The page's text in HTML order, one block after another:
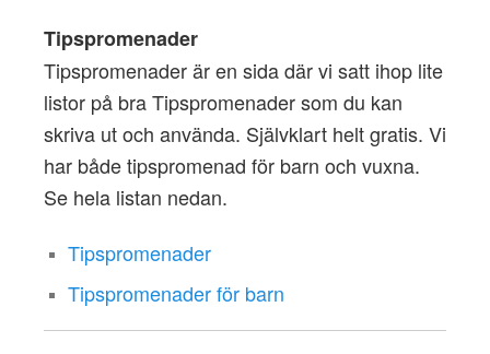
Tipspromenader
Tipspromenader är en sida där vi satt ihop lite
listor på bra Tipspromenader som du kan
skriva ut och använda. Självklart helt gratis. Vi
har både tipspromenad för barn och vuxna.
Se hela listan nedan.
Tipspromenader
Tipspromenader för barn